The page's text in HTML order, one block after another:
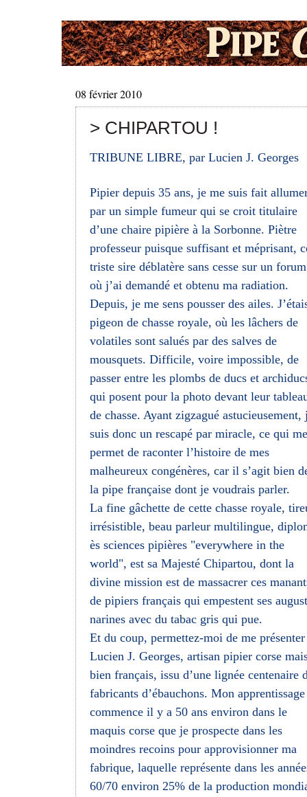
08 février 2010
> CHIPARTOU !
TRIBUNE LIBRE, par Lucien J. Georges
Pipier depuis 35 ans, je me suis fait
par un simple fumeur qui se croit titulaire
d’une chaire pipière à la Sorbonne. Piètre
professeur puisque suffisant et méprisant,
triste sire déblatère sans cesse sur un forum
où j’ai demandé et obtenu ma radiation.
Depuis, je me sens pousser des ailes.
pigeon de chasse royale, où les lâchers de
volatiles sont salués par des salves de
mousquets. Difficile, voire impossible, de
passer entre les plombs de ducs et
qui posent pour la photo devant leur
de chasse. Ayant zigzagué astucieusement,
suis donc un rescapé par miracle, ce qui me
permet de raconter l’histoire de mes
malheureux congénères, car il s’agit bien
la pipe française dont je voudrais parler.
La fine gâchette de cette chasse royale,
irrésistible, beau parleur multilingue,
ès sciences pipières "everywhere in the
world", est sa Majesté Chipartou, dont la
divine mission est de massacrer ces
de pipiers français qui empestent ses
narines avec du tabac gris qui pue.
Et du coup, permettez-moi de me
Lucien J. Georges, artisan pipier corse
bien français, issu d’une lignée centenaire
fabricants d’ébauchons. Mon apprentissage
commence il y a 50 ans environ dans le
maquis corse que je prospecte dans les
moindres recoins pour approvisionner ma
fabrique, laquelle représente dans les
60/70 environ 25% de la production